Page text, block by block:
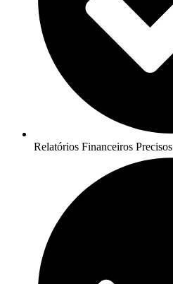
Relatórios Financeiros Precisos